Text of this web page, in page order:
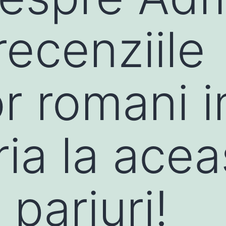
romani
la